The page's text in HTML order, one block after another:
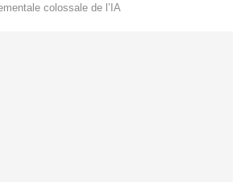
colossale de l’IA